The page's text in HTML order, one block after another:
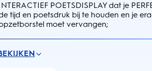
POETSDISPLAY dat je
tijd en poetsdruk bij te houden en je
moet vervangen;